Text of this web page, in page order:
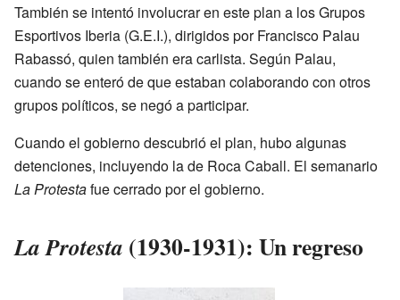
También se intentó involucrar en este plan a los Grupos
Esportivos Iberia (G.E.I.), dirigidos por Francisco Palau
Rabassó, quien también era carlista. Según Palau,
cuando se enteró de que estaban colaborando con otros
grupos políticos, se negó a participar.
Cuando el gobierno descubrió el plan, hubo algunas
detenciones, incluyendo la de Roca Caball. El semanario
La Protestafue cerrado por el gobierno.
La Protesta (1930-1931): Un regreso